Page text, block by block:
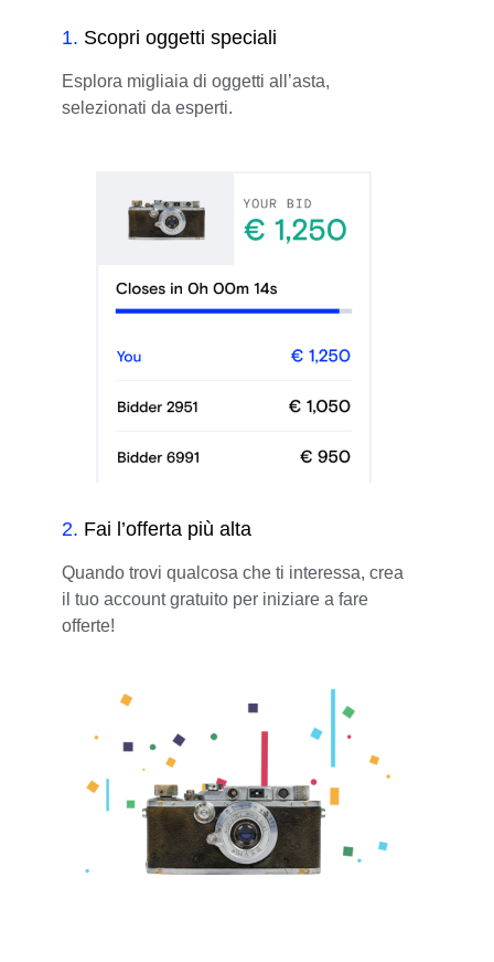
1. Scopri oggetti speciali
Esplora migliaia di oggetti all’asta,
selezionati da esperti.
2. Fai l’offerta più alta
Quando trovi qualcosa che ti interessa, crea
il tuo account gratuito per iniziare a fare
offerte!